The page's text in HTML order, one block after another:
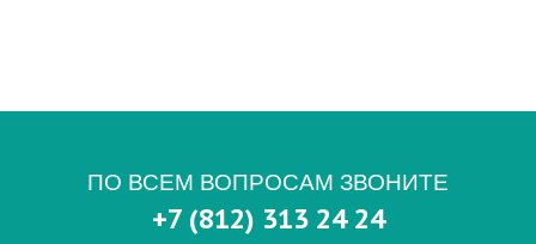
ПО ВСЕМ ВОПРОСАМ ЗВОНИТЕ
+7 (812) 313 24 24